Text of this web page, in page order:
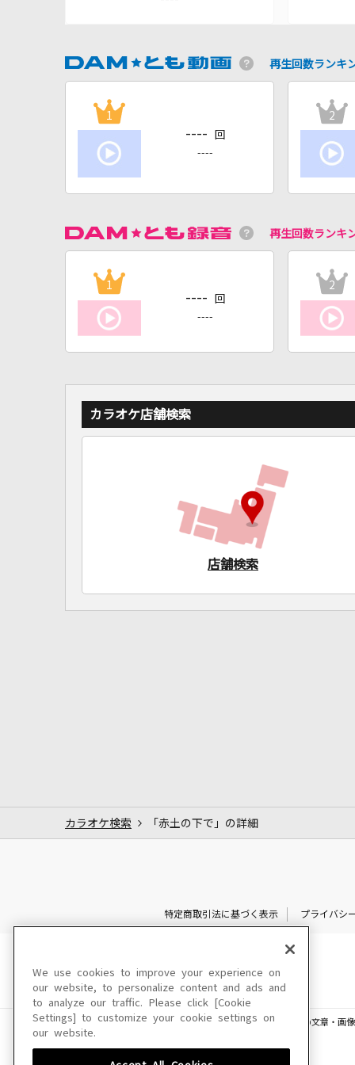
再生回数ランキ
1
---- 回
----
2
再生回数ランキ
1
---- 回
----
2
カラオケ店舗検索
店舗検索
カラオケ検索 「赤土の下で」の詳細
特定商取引法に基づく表示 プライバシ
このサイトに掲載されている一切の文章・画
We use cookies to improve your experience on
our website, to personalize content and ads and
to analyze our traffic. Please click [Cookie
Settings] to customize your cookie settings on
our website.